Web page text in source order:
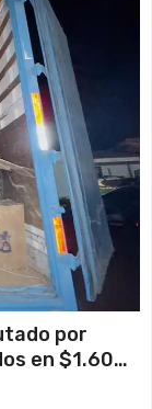
por
en $1.600